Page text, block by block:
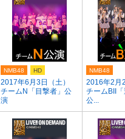
2017年6月3日（土）
チームN「目撃者」公
演
NMB48 HD
2016年2月
チームBII「
公...
NMB48